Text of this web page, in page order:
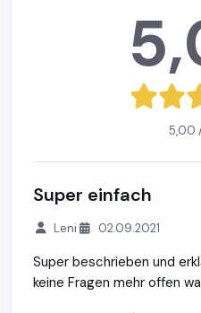
5,00
Super einfach
Leni 02.09.2021
Super beschrieben und
keine Fragen mehr offen